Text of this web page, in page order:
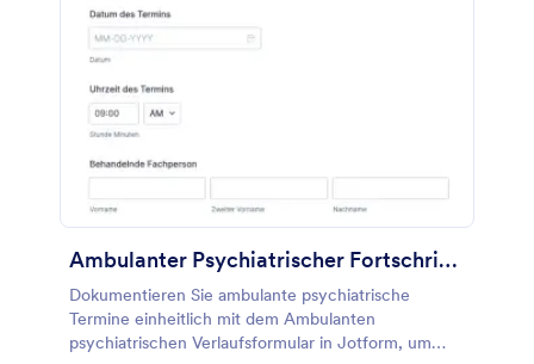
Ambulanter Psychiatrischer Fortschrittsbericht Fragebogen
Dokumentieren Sie ambulante psychiatrische
Termine einheitlich mit dem Ambulanten
psychiatrischen Verlaufsformular in Jotform, um